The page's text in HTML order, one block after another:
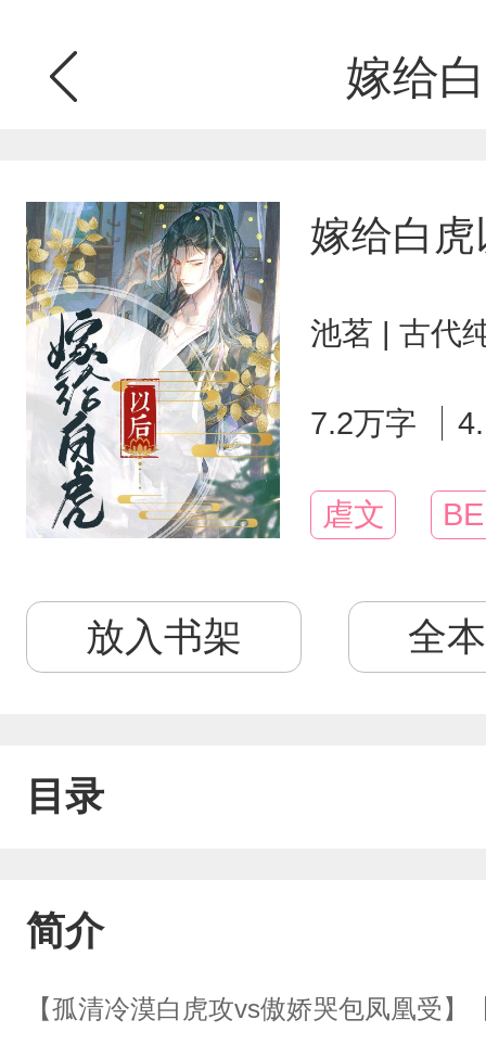
嫁给
嫁给白虎
池茗 | 古代
7.2万字
虐文 BE
放入书架 全
目录
简介
【孤清冷漠白虎攻vs傲娇哭包凤凰受